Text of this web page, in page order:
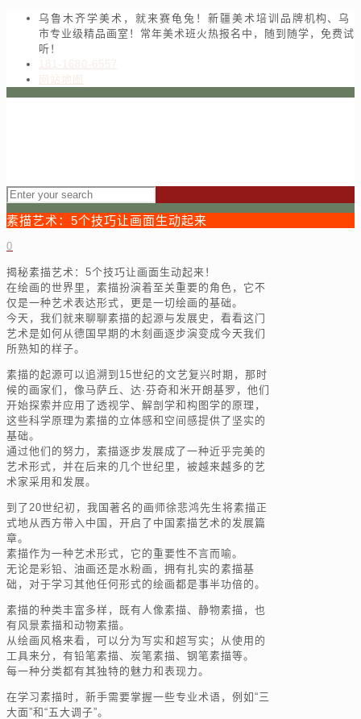
乌鲁木齐学美术，就来赛龟兔！新疆美术培训品牌机构、乌
市专业级精品画室！常年美术班火热报名中，随到随学，免费试
听！
181-1680-6557
网站地图
素描艺术：5个技巧让画面生动起来
0
揭秘素描艺术：5个技巧让画面生动起来！
在绘画的世界里，素描扮演着至关重要的角色，它不
仅是一种艺术表达形式，更是一切绘画的基础。
今天，我们就来聊聊素描的起源与发展史，看看这门
艺术是如何从德国早期的木刻画逐步演变成今天我们
所熟知的样子。
素描的起源可以追溯到15世纪的文艺复兴时期，那时
候的画家们，像马萨丘、达·芬奇和米开朗基罗，他们
开始探索并应用了透视学、解剖学和构图学的原理，
这些科学原理为素描的立体感和空间感提供了坚实的
基础。
通过他们的努力，素描逐步发展成了一种近乎完美的
艺术形式，并在后来的几个世纪里，被越来越多的艺
术家采用和发展。
到了20世纪初，我国著名的画师徐悲鸿先生将素描正
式地从西方带入中国，开启了中国素描艺术的发展篇
章。
素描作为一种艺术形式，它的重要性不言而喻。
无论是彩铅、油画还是水粉画，拥有扎实的素描基
础，对于学习其他任何形式的绘画都是事半功倍的。
素描的种类丰富多样，既有人像素描、静物素描，也
有风景素描和动物素描。
从绘画风格来看，可以分为写实和超写实；从使用的
工具来分，有铅笔素描、炭笔素描、钢笔素描等。
每一种分类都有其独特的魅力和表现力。
在学习素描时，新手需要掌握一些专业术语，例如“三
大面”和“五大调子”。